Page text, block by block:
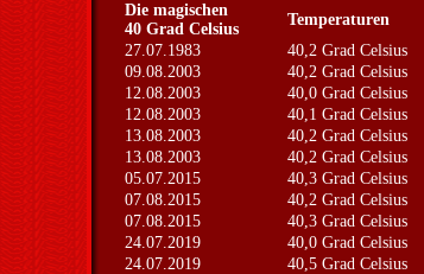
Die magischen
40 Grad Celsius
Temperaturen
27.07.1983
40,2 Grad Celsius
09.08.2003
40,2 Grad Celsius
12.08.2003
40,0 Grad Celsius
12.08.2003
40,1 Grad Celsius
13.08.2003
40,2 Grad Celsius
13.08.2003
40,2 Grad Celsius
05.07.2015
40,3 Grad Celsius
07.08.2015
40,2 Grad Celsius
07.08.2015
40,3 Grad Celsius
24.07.2019
40,0 Grad Celsius
24.07.2019
40,5 Grad Celsius